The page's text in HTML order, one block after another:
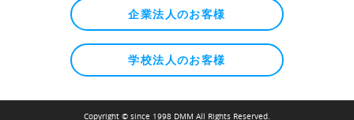
企業法人のお客様
学校法人のお客様
Copyright © since 1998 DMM All Rights Reserved.